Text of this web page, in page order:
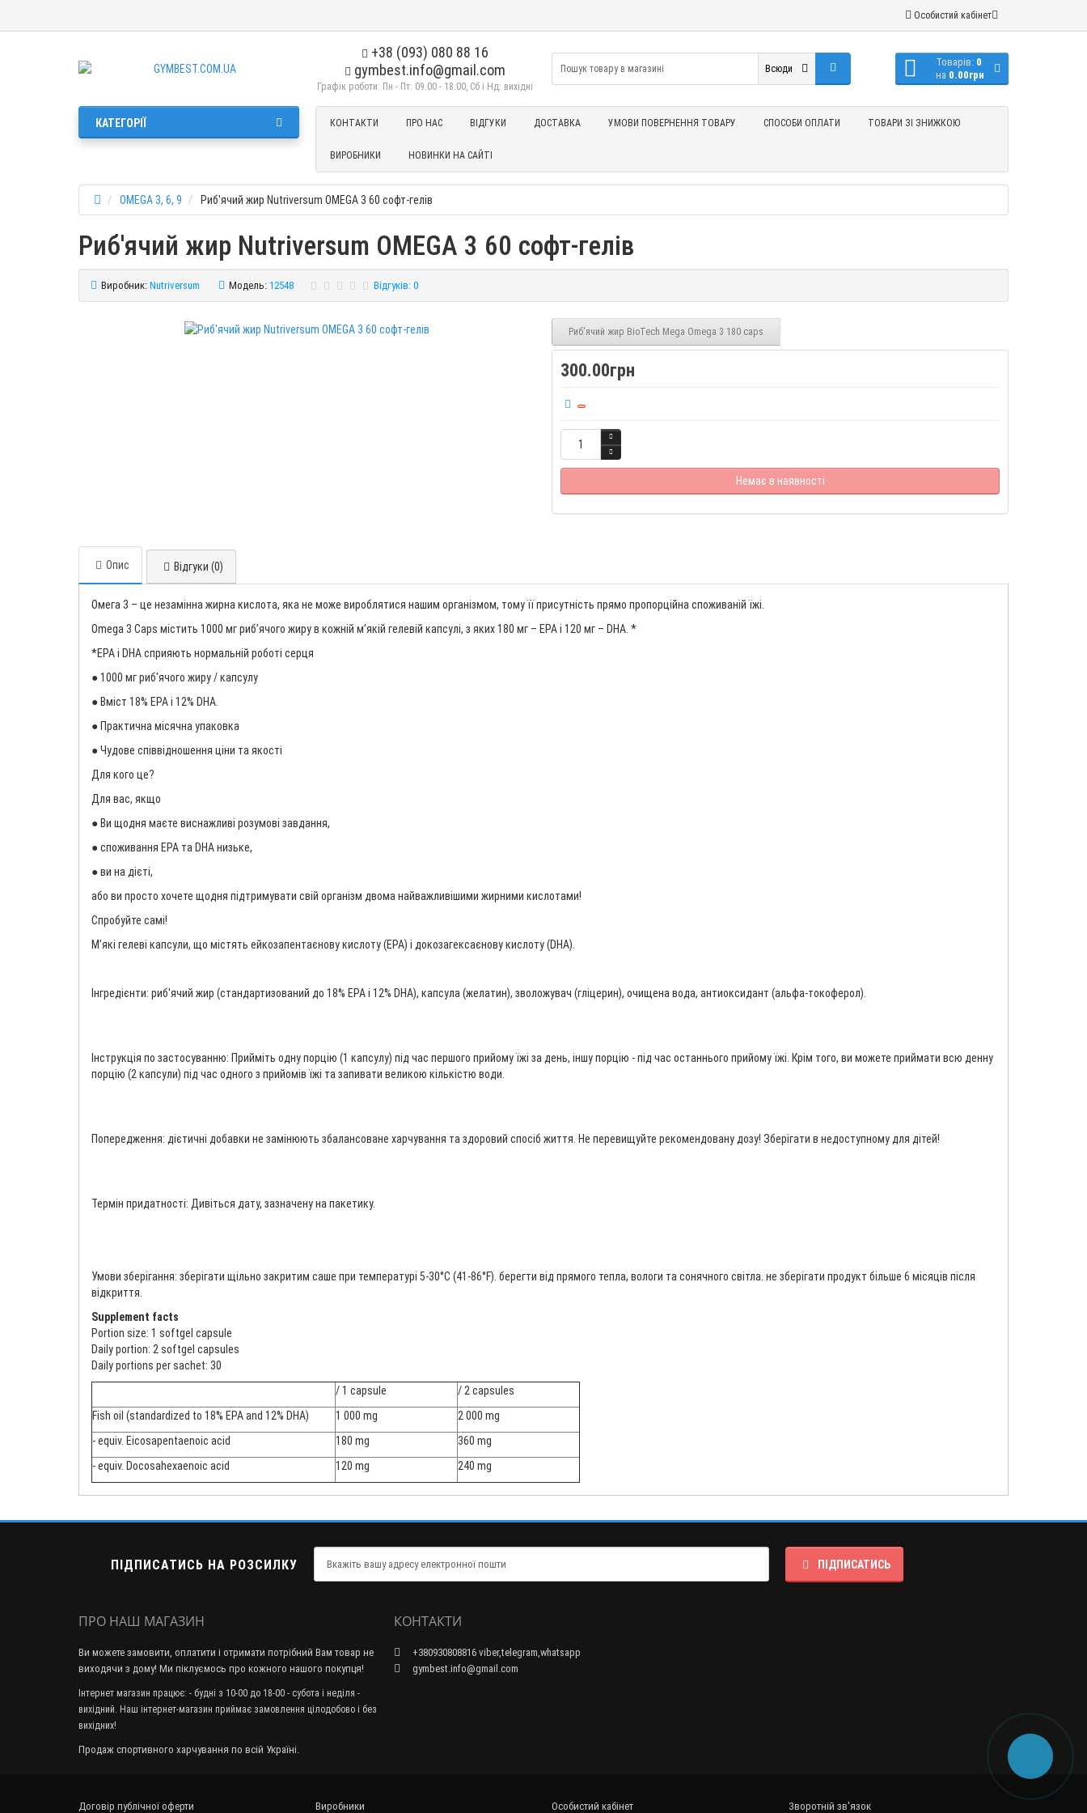
Особистий кабінет
+38 (093) 080 88 16
gymbest.info@gmail.com
Графік роботи: Пн - Пт: 09.00 - 18.00, Сб і Нд: вихідні
Товарів: 0
на 0.00грн
Всюди
КАТЕГОРІЇ КОНТАКТИ ПРО НАС ВІДГУКИ ДОСТАВКА УМОВИ ПОВЕРНЕННЯ ТОВАРУ СПОСОБИ ОПЛАТИ ТОВАРИ ЗІ ЗНИЖКОЮ
ВИРОБНИКИ НОВИНКИ НА САЙТІ
OMEGA 3, 6, 9 Риб'ячий жир Nutriversum OMEGA 3 60 софт-гелів
Риб'ячий жир Nutriversum OMEGA 3 60 софт-гелів
Виробник: Nutriversum Модель: 12548 Відгуків: 0
Риб'ячий жир BioTech Mega Omega 3 180 caps
300.00грн
Немає в наявності
Опис Відгуки (0)
Омега 3 – це незамінна жирна кислота, яка не може вироблятися нашим організмом, тому її присутність прямо пропорційна споживаній їжі.
Omega 3 Caps містить 1000 мг риб’ячого жиру в кожній м’якій гелевій капсулі, з яких 180 мг – EPA і 120 мг – DHA. *
*EPA і DHA сприяють нормальній роботі серця
● 1000 мг риб'ячого жиру / капсулу
● Вміст 18% EPA і 12% DHA.
● Практична місячна упаковка
● Чудове співвідношення ціни та якості
Для кого це?
Для вас, якщо
● Ви щодня маєте виснажливі розумові завдання,
● споживання EPA та DHA низьке,
● ви на дієті,
або ви просто хочете щодня підтримувати свій організм двома найважливішими жирними кислотами!
Спробуйте самі!
М’які гелеві капсули, що містять ейкозапентаєнову кислоту (EPA) і докозагексаєнову кислоту (DHA).
Інгредієнти: риб'ячий жир (стандартизований до 18% EPA і 12% DHA), капсула (желатин), зволожувач (гліцерин), очищена вода, антиоксидант (альфа-токоферол).
Інструкція по застосуванню: Прийміть одну порцію (1 капсулу) під час першого прийому їжі за день, іншу порцію - під час останнього прийому їжі. Крім того, ви можете приймати всю денну
порцію (2 капсули) під час одного з прийомів їжі та запивати великою кількістю води.
Попередження: дієтичні добавки не замінюють збалансоване харчування та здоровий спосіб життя. Не перевищуйте рекомендовану дозу! Зберігати в недоступному для дітей!
Термін придатності: Дивіться дату, зазначену на пакетику.
Умови зберігання: зберігати щільно закритим саше при температурі 5-30°C (41-86°F). берегти від прямого тепла, вологи та сонячного світла. не зберігати продукт більше 6 місяців після
відкриття.
Supplement facts
Portion size: 1 softgel capsule
Daily portion: 2 softgel capsules
Daily portions per sachet: 30
/ 1 capsule
/ 2 capsules
Fish oil (standardized to 18% EPA and 12% DHA)
1 000 mg
2 000 mg
- equiv. Eicosapentaenoic acid
180 mg
360 mg
- equiv. Docosahexaenoic acid
120 mg 240 mg
ПІДПИСАТИСЬ НА РОЗСИЛКУ ПІДПИСАТИСЬ
ПРО НАШ МАГАЗИН
Ви можете замовити, оплатити і отримати потрібний Вам товар не
виходячи з дому! Ми піклуємось про кожного нашого покупця!
Інтернет магазин працює: - будні з 10-00 до 18-00 - субота і неділя -
вихідний. Наш інтернет-магазин приймає замовлення цілодобово і без
вихідних!
Продаж спортивного харчування по всій Україні.
КОНТАКТИ
+380930808816 viber,telegram,whatsapp
gymbest.info@gmail.com
Договір публічної оферти Виробники Особистий кабінет Зворотній зв'язок